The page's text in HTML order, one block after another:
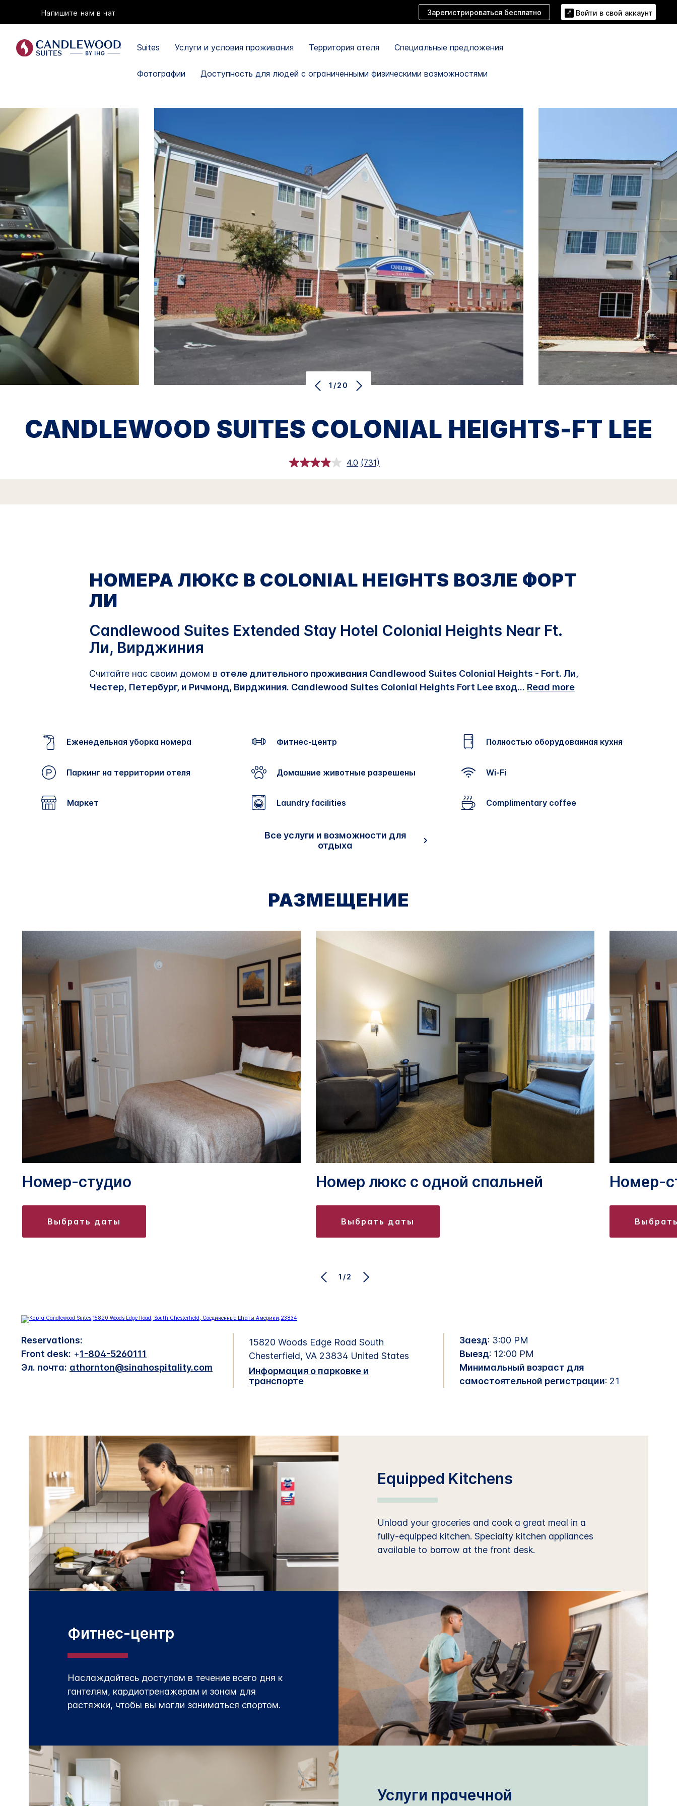
Напишите нам в чат Зарегистрироваться бесплатно Войти в свой аккаунт
Suites Услуги и условия проживания Территория отеля Специальные предложения
Фотографии Доступность для людей с ограниченными физическими возможностями
1/20
CANDLEWOOD SUITES COLONIAL HEIGHTS-FT LEE
4.0 Прочитали
обзора.
в
(731)
НОМЕРА ЛЮКС В COLONIAL HEIGHTS ВОЗЛЕ ФОРТ
ЛИ
Candlewood Suites Extended Stay Hotel Colonial Heights Near Ft.
Ли, Вирджиния
Считайте нас своим домом в отеле длительного проживания Candlewood Suites Colonial Heights - Fort. Ли,
Честер, Петербург, и Ричмонд, Вирджиния. Candlewood Suites Colonial Heights Fort Lee вход... Read more
Еженедельная уборка номера Фитнес-центр Полностью оборудованная кухня
Паркинг на территории отеля Домашние животные разрешены Wi-Fi
Маркет Laundry facilities Complimentary coffee
Все услуги и возможности для
отдыха
РАЗМЕЩЕНИЕ
Номер-студио
выбрать даты
Номер люкс с одной спальней
выбрать даты
Номер-
1/2
Reservations:
Front desk: +1-804-5260111
Эл. почта: athornton@sinahospitality.com
15820 Woods Edge Road South
Chesterfield, VA 23834 United States
Информация о парковке и
транспорте
Заезд: 3:00 PM
Выезд: 12:00 PM
Минимальный возраст для
самостоятельной регистрации: 21
Equipped Kitchens
Unload your groceries and cook a great meal in a
fully-equipped kitchen. Specialty kitchen appliances
available to borrow at the front desk.
Фитнес-центр
Наслаждайтесь доступом в течение всего дня к
гантелям, кардиотренажерам и зонам для
растяжки, чтобы вы могли заниматься спортом.
Услуги прачечной